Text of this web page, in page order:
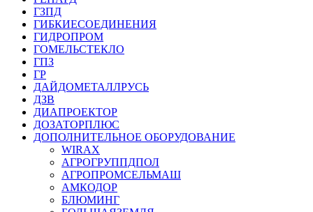
ГЗПД
ГИБКИЕСОЕДИНЕНИЯ
ГИДРОПРОМ
ГОМЕЛЬСТЕКЛО
ГПЗ
ГР
ДАЙДОМЕТАЛЛРУСЬ
ДЗВ
ДИАПРОЕКТОР
ДОЗАТОРПЛЮС
ДОПОЛНИТЕЛЬНОЕ ОБОРУДОВАНИЕ
WIRAX
АГРОГРУППДПОЛ
АГРОПРОМСЕЛЬМАШ
АМКОДОР
БЛЮМИНГ